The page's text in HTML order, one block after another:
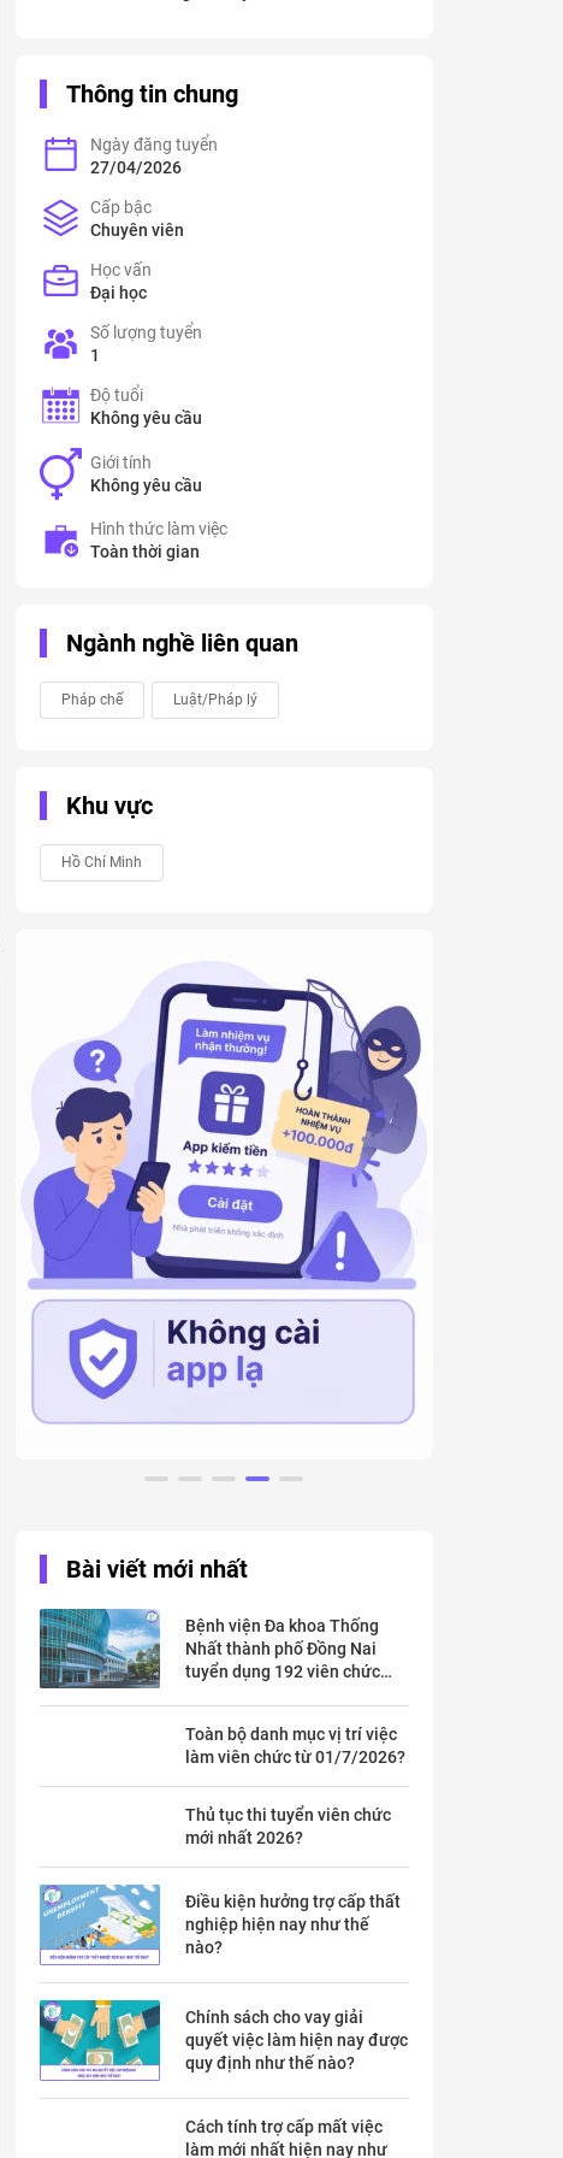
Thông tin chung
Ngày đăng tuyển
27/04/2026
Cấp bậc
Chuyên viên
Học vấn
Đại học
Số lượng tuyển
1
Độ tuổi
Không yêu cầu
Giới tính
Không yêu cầu
Hình thức làm việc
Toàn thời gian
Ngành nghề liên quan
Pháp chế Luật/Pháp lý
Khu vực
Hồ Chí Minh
Bài viết mới nhất
Bệnh viện Đa khoa Thống
Nhất thành phố Đồng Nai
tuyển dụng 192 viên chức
Toàn bộ danh mục vị trí việc
làm viên chức từ 01/7/2026?
Thủ tục thi tuyển viên chức
mới nhất 2026?
Điều kiện hưởng trợ cấp thất
nghiệp hiện nay như thế
nào?
Chính sách cho vay giải
quyết việc làm hiện nay được
quy định như thế nào?
Cách tính trợ cấp mất việc
làm mới nhất hiện nay như